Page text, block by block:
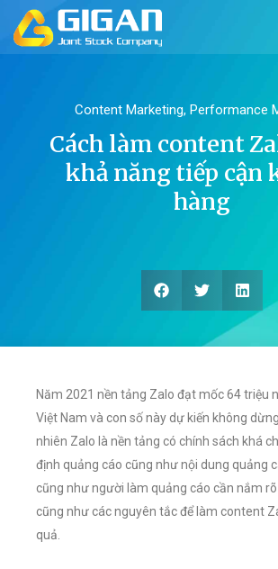
Content Marketing, Performance
Cách làm content
khả năng tiếp cận
hàng
Năm 2021 nền tảng Zalo đạt mốc 64 triệu
Việt Nam và con số này dự kiến không
nhiên Zalo là nền tảng có chính sách khá
định quảng cáo cũng như nội dung quảng
cũng như người làm quảng cáo cần nắm
cũng như các nguyên tắc để làm content
quả.